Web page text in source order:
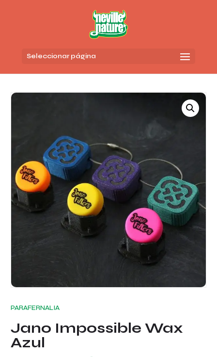
Seleccionar página
PARAFERNALIA
Jano Impossible Wax
Azul